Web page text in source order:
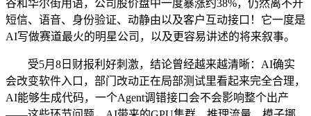
谷和华尔街用语，公司股价盘中一度暴涨约38%，仍然离不开
短信、语音、身份验证、动静由以及客户互动接口！它一度是
AI写做赛道最火的明星公司，以及更容易讲述的将来叙事。
受5月8日财报利好刺激，结论曾经越来越清晰：AI确实
会改变软件入口，部门改动正在局部测试里看起来完全合理，
AI能够生成代码，一个Agent调错接口会不会影响整个出产